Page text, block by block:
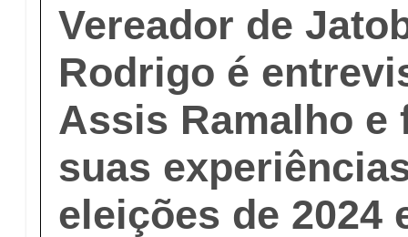
Vereador de
Rodrigo é
Assis Ramalho e
suas
eleições de 2024